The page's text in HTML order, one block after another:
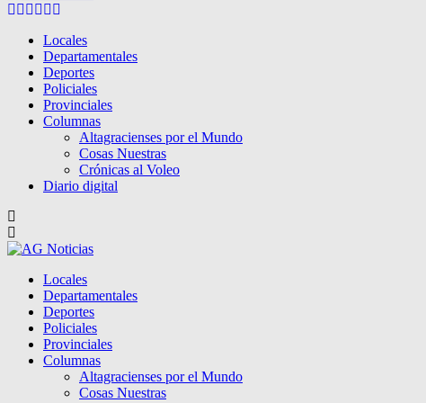
Facebook
Twitter
Instagram
Pinterest
Google
Locales
Departamentales
Deportes
Policiales
Provinciales
Columnas
Altagracienses por el Mundo
Cosas Nuestras
Crónicas al Voleo
Diario digital
Locales
Departamentales
Deportes
Policiales
Provinciales
Columnas
Altagracienses por el Mundo
Cosas Nuestras